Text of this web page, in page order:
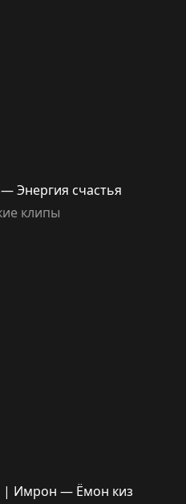
Энергия счастья
клипы
| Имрон — Ёмон киз